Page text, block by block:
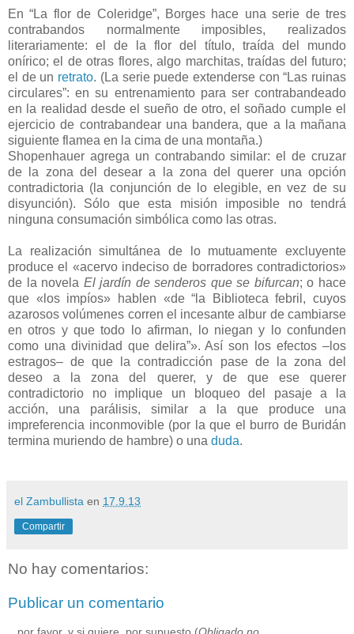
En “La flor de Coleridge”, Borges hace una serie de tres
contrabandos normalmente imposibles, realizados
literariamente: el de la flor del título, traída del mundo
onírico; el de otras flores, algo marchitas, traídas del futuro;
el de un retrato. (La serie puede extenderse con “Las ruinas
circulares”: en su entrenamiento para ser contrabandeado
en la realidad desde el sueño de otro, el soñado cumple el
ejercicio de contrabandear una bandera, que a la mañana
siguiente flamea en la cima de una montaña.)
Shopenhauer agrega un contrabando similar: el de cruzar
de la zona del desear a la zona del querer una opción
contradictoria (la conjunción de lo elegible, en vez de su
disyunción). Sólo que esta misión imposible no tendrá
ninguna consumación simbólica como las otras.
La realización simultánea de lo mutuamente excluyente
produce el «acervo indeciso de borradores contradictorios»
de la novela El jardín de senderos que se bifurcan; o hace
que «los impíos» hablen «de “la Biblioteca febril, cuyos
azarosos volúmenes corren el incesante albur de cambiarse
en otros y que todo lo afirman, lo niegan y lo confunden
como una divinidad que delira”». Así son los efectos –los
estragos– de que la contradicción pase de la zona del
deseo a la zona del querer, y de que ese querer
contradictorio no implique un bloqueo del pasaje a la
acción, una parálisis, similar a la que produce una
impreferencia inconmovible (por la que el burro de Buridán
termina muriendo de hambre) o una duda.
el Zambullista en 17.9.13
Compartir
No hay comentarios:
Publicar un comentario